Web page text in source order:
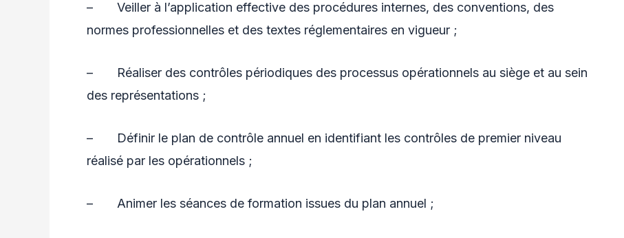
– Veiller à l’application effective des procédures internes, des conventions, des
normes professionnelles et des textes réglementaires en vigueur ;
– Réaliser des contrôles périodiques des processus opérationnels au siège et au sein
des représentations ;
– Définir le plan de contrôle annuel en identifiant les contrôles de premier niveau
réalisé par les opérationnels ;
– Animer les séances de formation issues du plan annuel ;